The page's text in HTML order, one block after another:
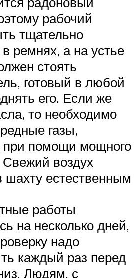
рабочий
тщательно
ремнях, а на устье
стоять
готовый в любой
его. Если же
то необходимо
газы,
при помощи мощного
воздух
шахту естественным
работы
на несколько дней,
надо
каждый раз перед
Людям, с